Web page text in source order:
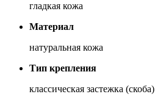
гладкая кожа
Материал
натуральная кожа
Тип крепления
классическая застежка (скоба)